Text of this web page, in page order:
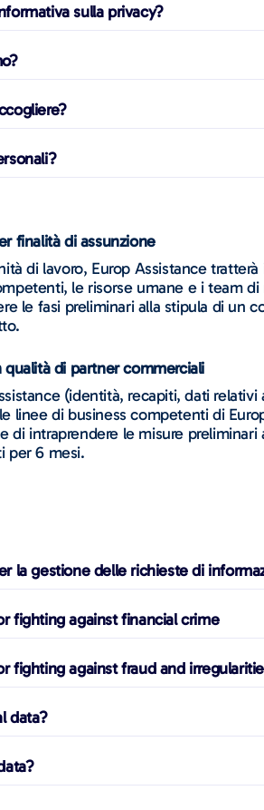
sulla privacy?
finalità di assunzione
di lavoro, Europ Assistance
le risorse umane e i team
le fasi preliminari alla stipula di un
di partner commerciali
(identità, recapiti, dati
linee di business competenti di
di intraprendere le misure
per 6 mesi.
la gestione delle richieste di
fighting against financial crime
fighting against fraud and
data?